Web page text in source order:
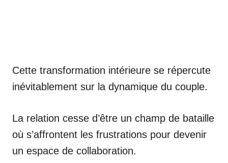
Cette transformation intérieure se répercute
inévitablement sur la dynamique du couple.
La relation cesse d’être un champ de bataille
où s’affrontent les frustrations pour devenir
un espace de collaboration.